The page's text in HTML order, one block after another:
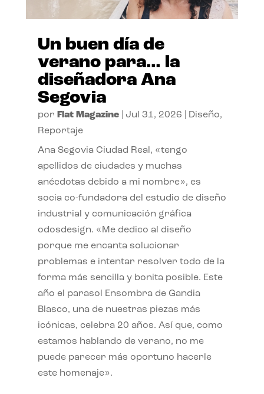
Un buen día de
verano para… la
diseñadora Ana
Segovia
por Flat Magazine| Jul 31, 2026 Diseño,
Reportaje
Ana Segovia Ciudad Real, «tengo
apellidos de ciudades y muchas
anécdotas debido a mi nombre», es
socia co-fundadora del estudio de diseño
industrial y comunicación gráfica
odosdesign. «Me dedico al diseño
porque me encanta solucionar
problemas e intentar resolver todo de la
forma más sencilla y bonita posible. Este
año el parasol Ensombra de Gandia
Blasco, una de nuestras piezas más
icónicas, celebra 20 años. Así que, como
estamos hablando de verano, no me
puede parecer más oportuno hacerle
este homenaje».